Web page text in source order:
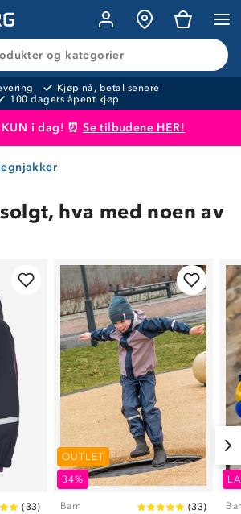
og kategorier
Kjøp nå, betal senere
100 dagers åpent kjøp
KUN i dag! ⏰Se tilbudene HER!
er lagt i handlekurven
hva med noen av
(33)
OUTLET
34%
Barn (33)